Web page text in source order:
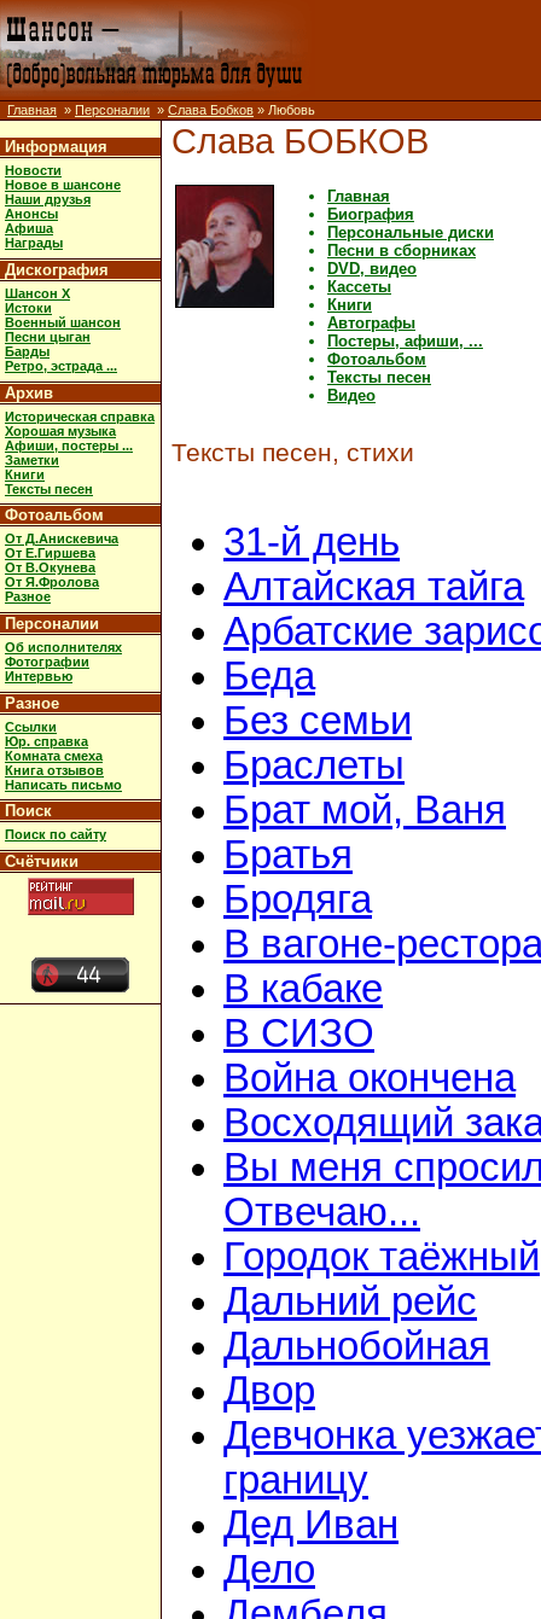
Главная » Персоналии » Слава Бобков » Любовь
Информация
Новости
Новое в шансоне
Наши друзья
Анонсы
Афиша
Награды
Дискография
Шансон X
Истоки
Военный шансон
Песни цыган
Барды
Ретро, эстрада ...
Архив
Историческая справка
Хорошая музыка
Афиши, постеры ...
Заметки
Книги
Тексты песен
Фотоальбом
От Д.Анискевича
От Е.Гиршева
От В.Окунева
От Я.Фролова
Разное
Персоналии
Об исполнителях
Фотографии
Интервью
Разное
Ссылки
Юр. справка
Комната смеха
Книга отзывов
Написать письмо
Поиск
Поиск по сайту
Счётчики
Слава БОБКОВ
Главная
Биография
Персональные диски
Песни в сборниках
DVD, видео
Кассеты
Книги
Автографы
Постеры, афиши, ...
Фотоальбом
Тексты песен
Видео
Тексты песен, стихи
31-й день
Алтайская тайга
Арбатские
Беда
Без семьи
Браслеты
Брат мой, Ваня
Братья
Бродяга
В вагоне-
В кабаке
В СИЗО
Война окончена
Восходящий
Вы меня
Отвечаю...
Городок таёжный
Дальний рейс
Дальнобойная
Двор
Девчонка
границу
Дед Иван
Дело